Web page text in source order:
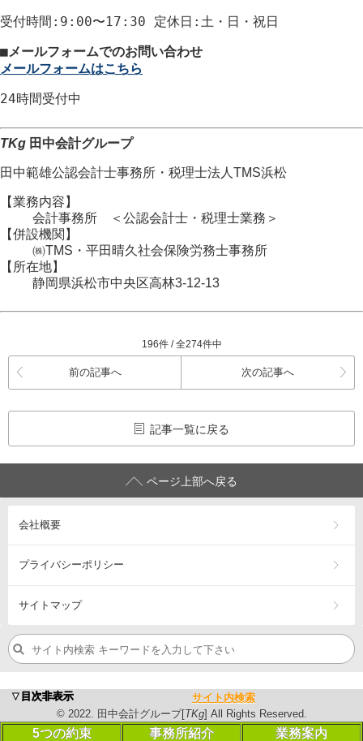
▼目次非表示
サイト内検索
© 2022. 田中会計グループ[TKg] All Rights Reserved.
5つの約束 事務所紹介 業務案内
受付時間 :9:00〜17:30 定休日 :土・日・祝日
■メールフォームでのお問い合わせ
メールフォームはこちら
24時間受付中
TKg 田中会計グループ
田中範雄公認会計士事務所 ・ 税理士法人TMS浜松
【業務内容】
会計事務所 ＜公認会計士・税理士業務＞
【併設機関】
㈱TMS・平田晴久社会保険労務士事務所
【所在地】
静岡県浜松市中央区高林3-12-13
196件 / 全274件中
前の記事へ 次の記事へ
記事一覧に戻る
ページ上部へ戻る
会社概要
プライバシーポリシー
サイトマップ
浜松市の税理士・公認会計士、会計･税務（相続税・確定申
営業エリア：浜松市中央区・浜松市 浜名区・浜松市天竜区
©2023. 田中会計グループ[TKg] All Rights Reserved.